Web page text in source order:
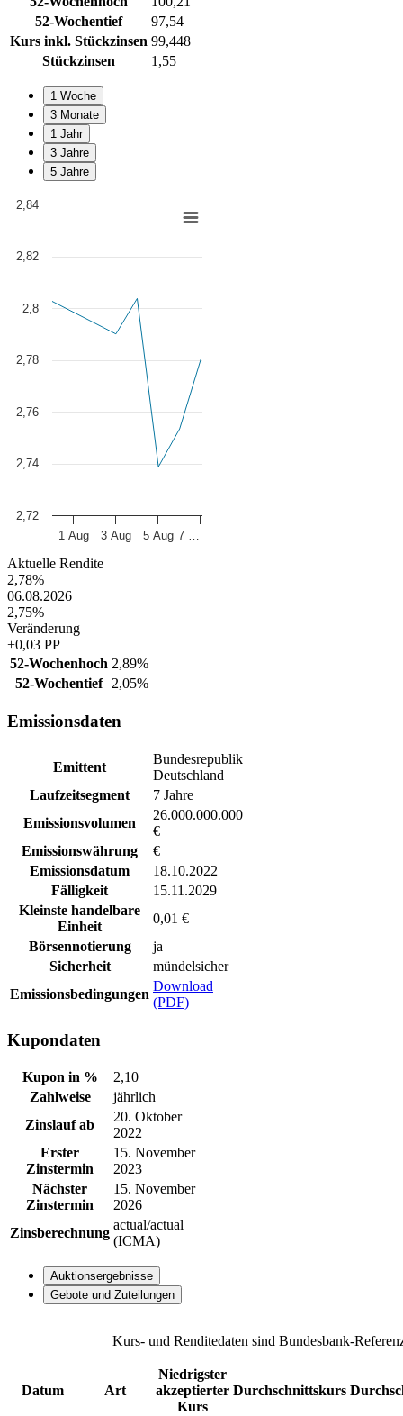
52-Wochentief
97,54
Kurs inkl. Stückzinsen 99,448
Stückzinsen
1,55
1 Woche
3 Monate
1 Jahr
3 Jahre
5 Jahre
Chart
View as data table, Chart
The chart has 1 Y axis displaying values. Data ranges from 2.7387 to
1 Aug 3 Aug 5 Aug 7 …
2,72
2,74
2,76
2,78
2,8
2,82
2,84
End of interactive chart.
Aktuelle Rendite
2,78%
06.08.2026
2,75%
Veränderung
+0,03 PP
52-Wochenhoch 2,89%
52-Wochentief 2,05%
Emissionsdaten
Emittent
Bundesrepublik
Deutschland
Laufzeitsegment
7 Jahre
Emissionsvolumen
26.000.000.000
€
Emissionswährung
€
Emissionsdatum
18.10.2022
Fälligkeit
15.11.2029
Kleinste handelbare
Einheit
0,01 €
Börsennotierung
ja
Sicherheit
mündelsicher
Emissionsbedingungen
Download
(PDF)
Kupondaten
Kupon in %
2,10
Zahlweise
jährlich
Zinslauf ab
20. Oktober
2022
Erster
Zinstermin
15. November
2023
Nächster
Zinstermin
15. November
2026
Zinsberechnung
actual/actual
(ICMA)
Auktionsergebnisse
Gebote und Zuteilungen
Kurs- und Renditedaten sind Bundesbank-
Datum Art
Niedrigster
akzeptierter
Kurs
Durchschnittskurs